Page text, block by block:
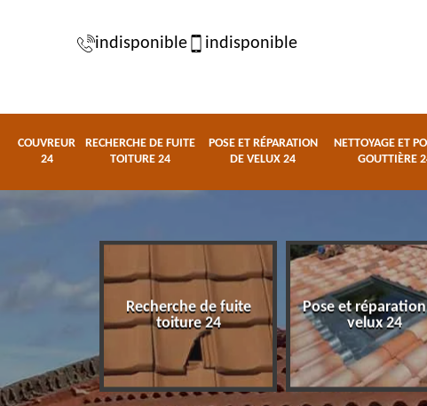
indisponible indisponible
COUVREUR
24
RECHERCHE DE FUITE
TOITURE 24
POSE ET RÉPARATION
DE VELUX 24
NETTOYAGE ET
GOUTTIÈRE
Recherche de fuite
toiture 24
Pose et
velux 24